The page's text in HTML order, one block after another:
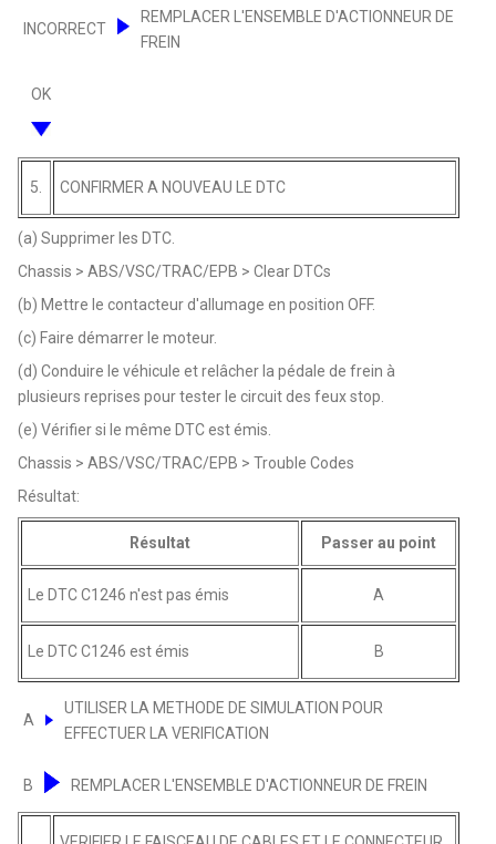
INCORRECT
REMPLACER L'ENSEMBLE D'ACTIONNEUR DE
FREIN
OK
5. CONFIRMER A NOUVEAU LE DTC
(a) Supprimer les DTC.
Chassis > ABS/VSC/TRAC/EPB > Clear DTCs
(b) Mettre le contacteur d'allumage en position OFF.
(c) Faire démarrer le moteur.
(d) Conduire le véhicule et relâcher la pédale de frein à
plusieurs reprises pour tester le circuit des feux stop.
(e) Vérifier si le même DTC est émis.
Chassis > ABS/VSC/TRAC/EPB > Trouble Codes
Résultat:
Résultat Passer au point
Le DTC C1246 n'est pas émis A
Le DTC C1246 est émis B
A
UTILISER LA METHODE DE SIMULATION POUR
EFFECTUER LA VERIFICATION
B REMPLACER L'ENSEMBLE D'ACTIONNEUR DE FREIN